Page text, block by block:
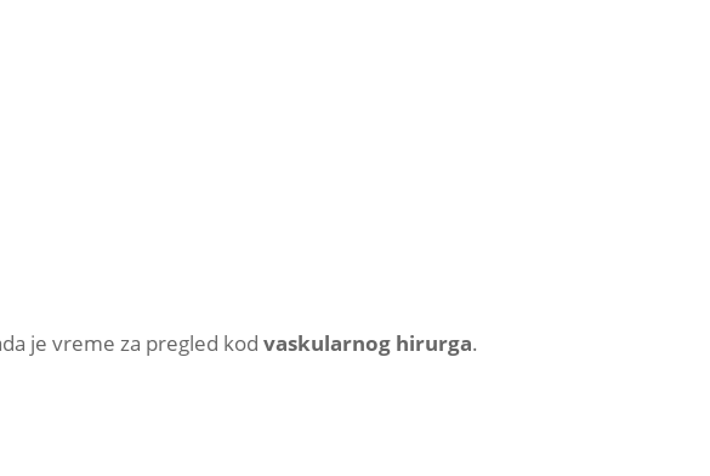
je vreme za pregled kod vaskularnog hirurga.